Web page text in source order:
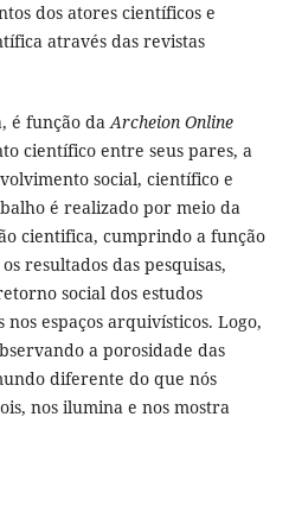
dos atores científicos e
através das revistas
função daArcheion Online
científico entre seus pares, a
social, científico e
é realizado por meio da
cientifica, cumprindo a função
resultados das pesquisas,
social dos estudos
espaços arquivísticos. Logo,
a porosidade das
diferente do que nós
nos ilumina e nos mostra